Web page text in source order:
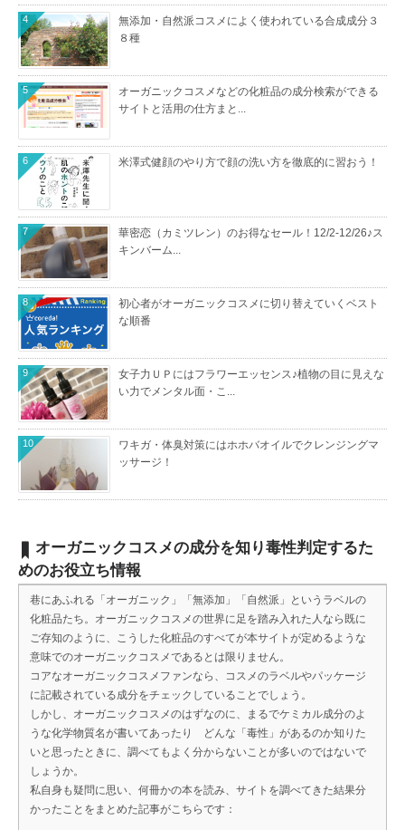
無添加・自然派コスメによく使われている合成成分３
８種
4
オーガニックコスメなどの化粧品の成分検索ができる
サイトと活用の仕方まと...
5
米澤式健顔のやり方で顔の洗い方を徹底的に習おう！
6
華密恋（カミツレン）のお得なセール！12/2-12/26♪ス
キンバーム...
7
初心者がオーガニックコスメに切り替えていくベスト
な順番
8
女子力ＵＰにはフラワーエッセンス♪植物の目に見えな
い力でメンタル面・こ...
9
ワキガ・体臭対策にはホホバオイルでクレンジングマ
ッサージ！
10
オーガニックコスメの成分を知り毒性判定するた
めのお役立ち情報
巷にあふれる「オーガニック」「無添加」「自然派」というラベルの
化粧品たち。オーガニックコスメの世界に足を踏み入れた人なら既に
ご存知のように、こうした化粧品のすべてが本サイトが定めるような
意味でのオーガニックコスメであるとは限りません。
コアなオーガニックコスメファンなら、コスメのラベルやパッケージ
に記載されている成分をチェックしていることでしょう。
しかし、オーガニックコスメのはずなのに、まるでケミカル成分のよ
うな化学物質名が書いてあったり どんな「毒性」があるのか知りた
いと思ったときに、調べてもよく分からないことが多いのではないで
しょうか。
私自身も疑問に思い、何冊かの本を読み、サイトを調べてきた結果分
かったことをまとめた記事がこちらです：